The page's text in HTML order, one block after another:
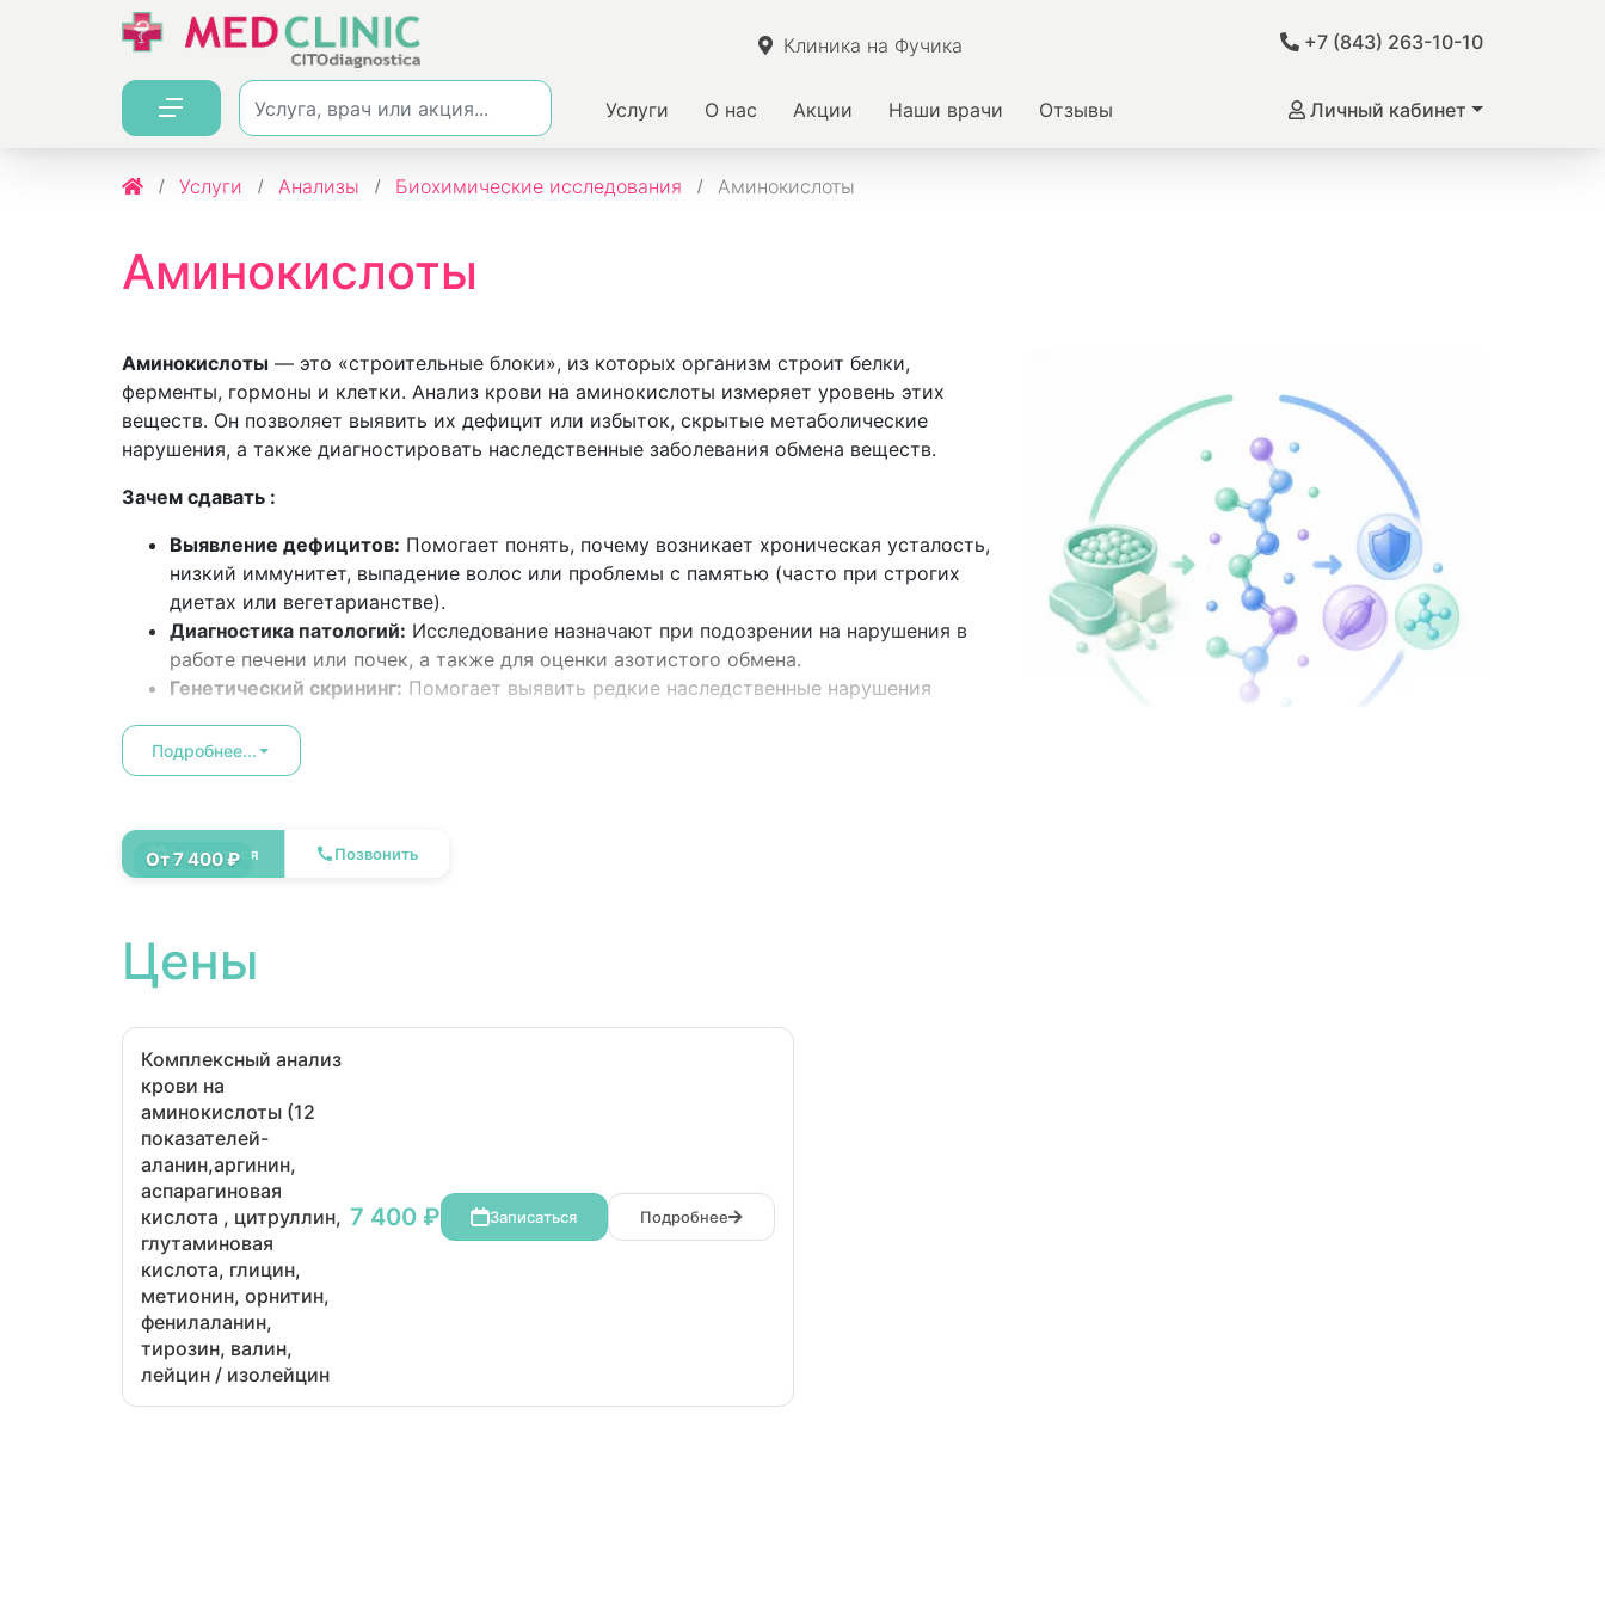
Клиника на Фучика +7 (843) 263-10-10
Услуги О нас Акции Наши врачи Отзывы Личный кабинет
Услуги Анализы Биохимические исследования Аминокислоты
Аминокислоты
Аминокислоты — это «строительные блоки», из которых организм строит белки,
ферменты, гормоны и клетки. Анализ крови на аминокислоты измеряет уровень этих
веществ. Он позволяет выявить их дефицит или избыток, скрытые метаболические
нарушения, а также диагностировать наследственные заболевания обмена веществ.
Зачем сдавать :
Выявление дефицитов: Помогает понять, почему возникает хроническая усталость,
низкий иммунитет, выпадение волос или проблемы с памятью (часто при строгих
диетах или вегетарианстве).
Диагностика патологий: Исследование назначают при подозрении на нарушения в
работе печени или почек, а также для оценки азотистого обмена.
Генетический скрининг: Помогает выявить редкие наследственные нарушения
Подробнее...
От 7 400 ₽
Комплексный анализ крови
на аминокислоты (12
аспарагиновая кислота ,
цитруллин, глутаминовая
тирозин, валин, лейцин /
изолейцин
Записаться Позвонить
Цены
Комплексный анализ
крови на
аминокислоты (12
показателей-
аланин,аргинин,
аспарагиновая
кислота , цитруллин,
глутаминовая
кислота, глицин,
метионин, орнитин,
фенилаланин,
тирозин, валин,
лейцин / изолейцин
7 400 ₽ Записаться Подробнее